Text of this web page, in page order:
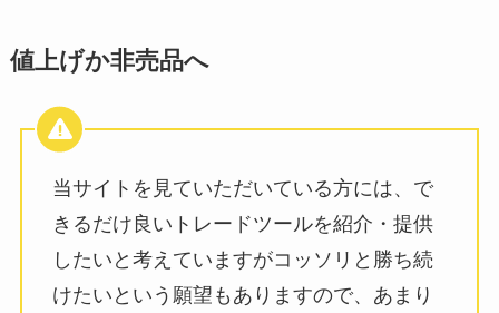
値上げか非売品へ
当サイトを見ていただいている方には、で
きるだけ良いトレードツールを紹介・提供
したいと考えていますがコッソリと勝ち続
けたいという願望もありますので、あまり